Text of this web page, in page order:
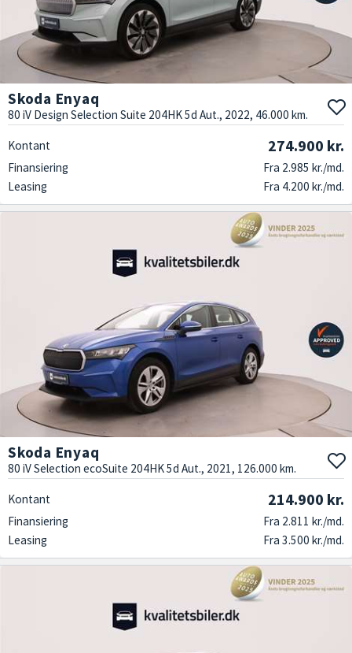
Skoda Enyaq
80 iV Design Selection Suite 204HK 5d Aut., 2022, 46.000 km.
Kontant 274.900 kr.
Finansiering
Fra 2.985 kr./md.
Leasing
Fra 4.200 kr./md.
Skoda Enyaq
80 iV Selection ecoSuite 204HK 5d Aut., 2021, 126.000 km.
Kontant 214.900 kr.
Finansiering
Fra 2.811 kr./md.
Leasing
Fra 3.500 kr./md.